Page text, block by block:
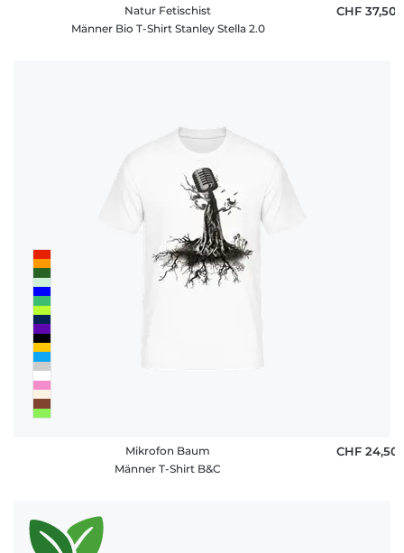
Natur Fetischist
Männer Bio T-Shirt Stanley Stella 2.0
CHF 37,50
Mikrofon Baum
Männer T-Shirt B&C
CHF 24,50